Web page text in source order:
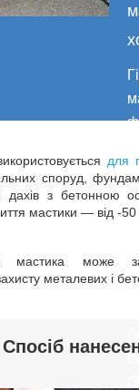
для
споруд,
дахів з бетонною
мастики ― від -
мастика може
металевих і
Спосіб